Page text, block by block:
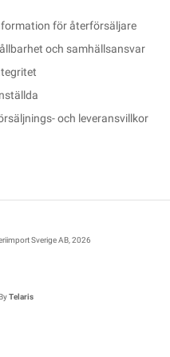
för återförsäljare
och samhällsansvar
och leveransvillkor
Sverige AB, 2026
Telaris